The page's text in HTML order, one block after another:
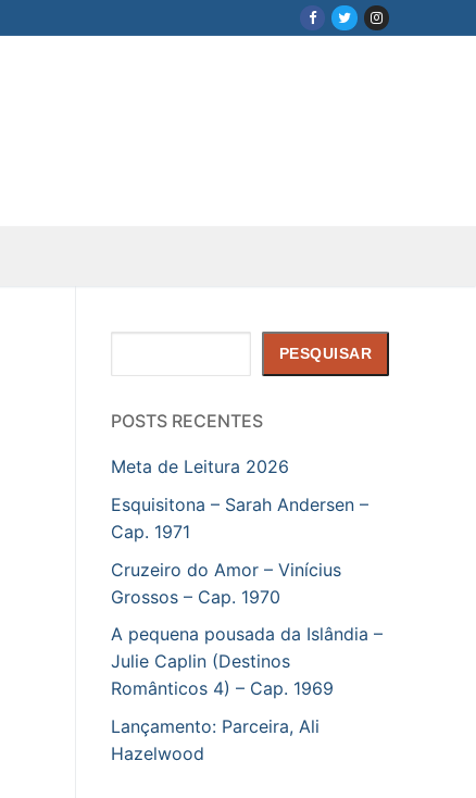
PESQUISAR
POSTS RECENTES
Meta de Leitura 2026
Esquisitona – Sarah Andersen –
Cap. 1971
Cruzeiro do Amor – Vinícius
Grossos – Cap. 1970
A pequena pousada da Islândia –
Julie Caplin (Destinos
Românticos 4) – Cap. 1969
Lançamento: Parceira, Ali
Hazelwood